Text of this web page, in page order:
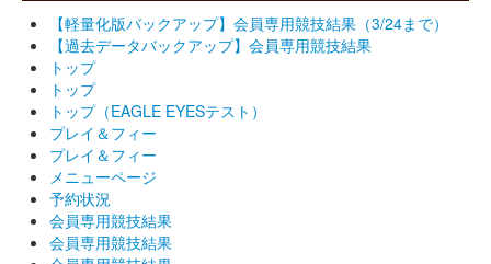
【軽量化版バックアップ】会員専用競技結果（3/24まで）
【過去データバックアップ】会員専用競技結果
トップ
トップ
トップ（EAGLE EYESテスト）
プレイ＆フィー
プレイ＆フィー
メニューページ
予約状況
会員専用競技結果
会員専用競技結果